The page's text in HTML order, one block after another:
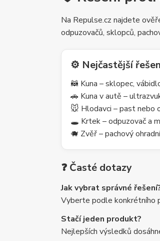
Na Repulse.cz najdete
odpuzovačů, sklopců,
⚙️ Nejčastější
🦝 Kuna – sklopec,
🚗 Kuna v autě –
🐭 Hlodavci – past nebo
🕳️ Krtek – odpuzovač a
🐗 Zvěř – pachový
❓ Časté dotazy
Jak vybrat správné
Vyberte podle konkrétního
Stačí jeden produkt?
Nejlepších výsledků